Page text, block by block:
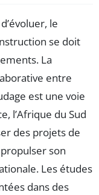
le
se doit
La
entre
est une voie
l’Afrique du Sud
des projets de
son
Les études
dans des